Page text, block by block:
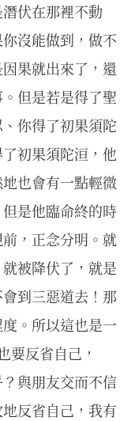
伏在那裡不動
沒能做到，做不
果就出來了，還
但是若是得了聖
你得了初果須陀
初果須陀洹，他
也會有一點輕微
是他臨命終的時
，正念分明。就
被降伏了，就是
到三惡道去！那
。所以這也是一
要反省自己，
？與朋友交而不信
反省自己，我有